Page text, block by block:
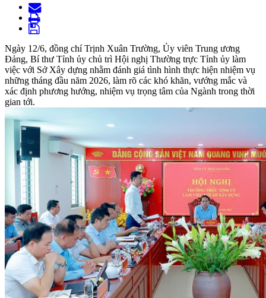
Ngày 12/6, đồng chí Trịnh Xuân Trường, Ủy viên Trung ương
Đảng, Bí thư Tỉnh ủy chủ trì Hội nghị Thường trực Tỉnh ủy làm
việc với Sở Xây dựng nhằm đánh giá tình hình thực hiện nhiệm vụ
những tháng đầu năm 2026, làm rõ các khó khăn, vướng mắc và
xác định phương hướng, nhiệm vụ trọng tâm của Ngành trong thời
gian tới.